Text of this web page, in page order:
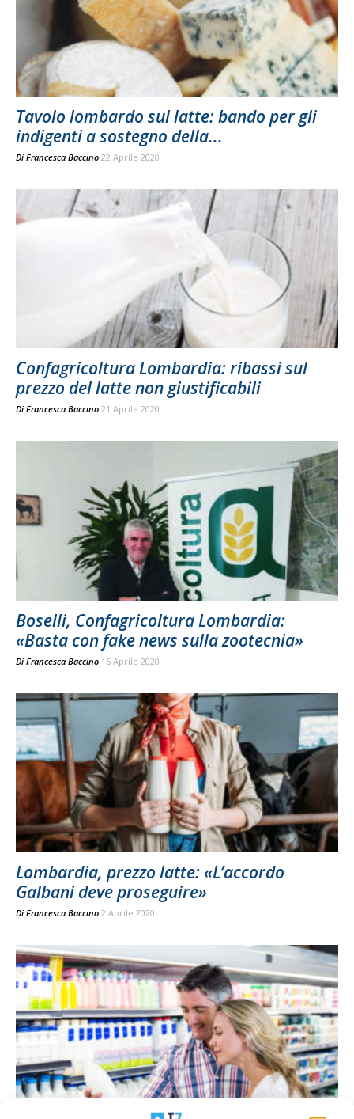
Tavolo lombardo sul latte: bando per gli
indigenti a sostegno della...
Di Francesca Baccino 22 Aprile 2020
Confagricoltura Lombardia: ribassi sul
prezzo del latte non giustificabili
Di Francesca Baccino 21 Aprile 2020
Boselli, Confagricoltura Lombardia:
«Basta con fake news sulla zootecnia»
Di Francesca Baccino 16 Aprile 2020
Lombardia, prezzo latte: «L’accordo
Galbani deve proseguire»
Di Francesca Baccino 2 Aprile 2020